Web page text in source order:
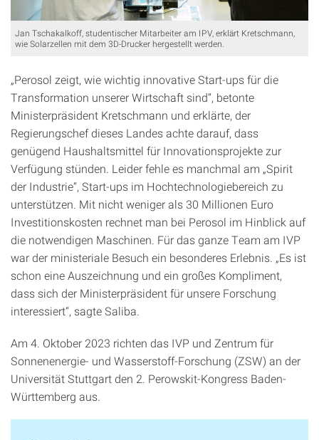
Jan Tschakalkoff, studentischer Mitarbeiter am IPV, erklärt Kretschmann,
wie Solarzellen mit dem 3D-Drucker hergestellt werden.
„Perosol zeigt, wie wichtig innovative Start-ups für die
Transformation unserer Wirtschaft sind“, betonte
Ministerpräsident Kretschmann und erklärte, der
Regierungschef dieses Landes achte darauf, dass
genügend Haushaltsmittel für Innovationsprojekte zur
Verfügung stünden. Leider fehle es manchmal am „Spirit
der Industrie“, Start-ups im Hochtechnologiebereich zu
unterstützen. Mit nicht weniger als 30 Millionen Euro
Investitionskosten rechnet man bei Perosol im Hinblick auf
die notwendigen Maschinen. Für das ganze Team am IVP
war der ministeriale Besuch ein besonderes Erlebnis. „Es ist
schon eine Auszeichnung und ein großes Kompliment,
dass sich der Ministerpräsident für unsere Forschung
interessiert“, sagte Saliba.
Am 4. Oktober 2023 richten das IVP und Zentrum für
Sonnenenergie- und Wasserstoff-Forschung (ZSW) an der
Universität Stuttgart den 2. Perowskit-Kongress Baden-
Württemberg aus.